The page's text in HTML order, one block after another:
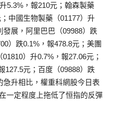
5.3%，報210元；翰森製藥
；中國生物製藥（01177）升
發展，阿里巴巴（09988）跌
）跌0.1%，報478.8元；美團
）升0.7%，報27.06元；
127.5元；百度（09888）跌
急升相比，權重科網股今日表
一定程度上拖低了恒指的反彈